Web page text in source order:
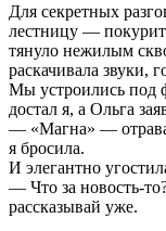
Для секретных
лестницу —
тянуло нежилым
раскачивала звуки,
Мы устроились под
достал я, а Ольга
— «Магна» —
я бросила.
И элегантно
— Что за новость-
рассказывай уже.